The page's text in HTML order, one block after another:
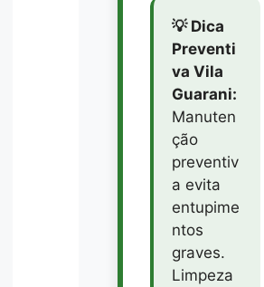
💡 Dica
Preventi
va Vila
Guarani:
Manuten
ção
preventiv
a evita
entupime
ntos
graves.
Limpeza